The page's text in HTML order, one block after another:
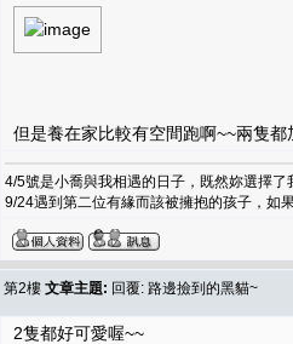
但是養在家比較有空間跑啊~~兩隻都
4/5號是小喬與我相遇的日子，既然妳選擇
9/24遇到第二位有緣而該被擁抱的孩子，如
第2樓 文章主題: 回覆: 路邊撿到的黑貓~
2隻都好可愛喔~~